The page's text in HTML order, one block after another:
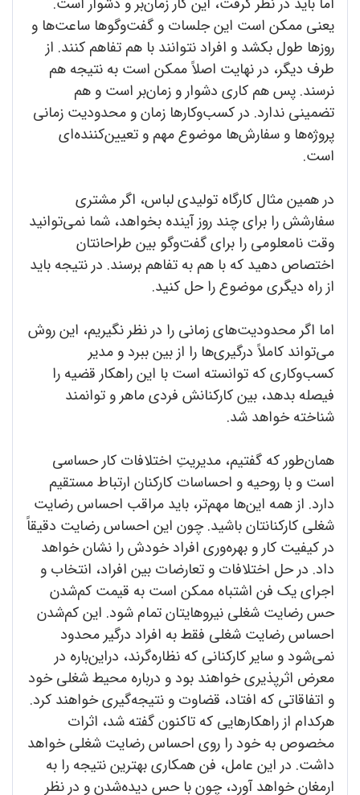
یعنی ممکن است این جلسات و گفت‌وگوها ساعت‌ها و
روزها طول بکشد و افراد نتوانند با هم تفاهم کنند. از
طرف دیگر، در نهایت اصلاً ممکن است به نتیجه هم
نرسند. پس هم کاری دشوار و زمان‌بر است و هم
تضمینی ندارد. در کسب‌وکارها زمان و محدودیت زمانی
پروژه‌ها و سفارش‌ها موضوع مهم و تعیین‌کننده‌ای
است.
در همین مثال کارگاه تولیدی لباس، اگر مشتری
سفارشش را برای چند روز آینده بخواهد، شما نمی‌توانید
وقت نامعلومی را برای گفت‌وگو بین طراحانتان
اختصاص دهید که با هم به تفاهم برسند. در نتیجه باید
از راه دیگری موضوع را حل کنید.
اما اگر محدودیت‌های زمانی را در نظر نگیریم، این روش
می‌تواند کاملاً درگیری‌ها را از بین ببرد و مدیر
کسب‌وکاری که توانسته است با این راهکار قضیه را
فیصله بدهد، بین کارکنانش فردی ماهر و توانمند
شناخته خواهد شد.
همان‌طور که گفتیم، مدیریتِ اختلافات کار حساسی
است و با روحیه و احساسات کارکنان ارتباط مستقیم
دارد. از همه این‌ها مهم‌تر، باید مراقب احساس رضایت
شغلی کارکنانتان باشید. چون این احساس رضایت دقیقاً
در کیفیت کار و بهره‌وری افراد خودش را نشان خواهد
داد. در حل اختلافات و تعارضات بین افراد، انتخاب و
اجرای یک فن اشتباه ممکن است به قیمت کم‌شدن
حس رضایت شغلی نیروهایتان تمام شود. این کم‌شدن
احساس رضایت شغلی فقط به افراد درگیر محدود
نمی‌شود و سایر کارکنانی که نظاره‌گرند، دراین‌باره در
معرض اثرپذیری خواهند بود و درباره محیط شغلی خود
و اتفاقاتی که افتاد، قضاوت و نتیجه‌گیری خواهند کرد.
هرکدام از راهکارهایی که تاکنون گفته شد، اثرات
مخصوص به خود را روی احساس رضایت شغلی خواهد
داشت. در این عامل، فن همکاری بهترین نتیجه را به
ارمغان خواهد آورد، چون با حس دیده‌شدن و در نظر